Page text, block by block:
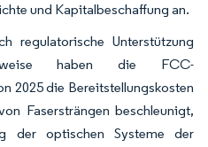
und Kapitalbeschaffung an.
regulatorische Unterstützung
haben die FCC-
2025 die Bereitstellungskosten
Fasersträngen beschleunigt,
der optischen Systeme der